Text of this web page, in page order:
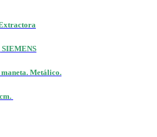
SIEMENS
Metálico.